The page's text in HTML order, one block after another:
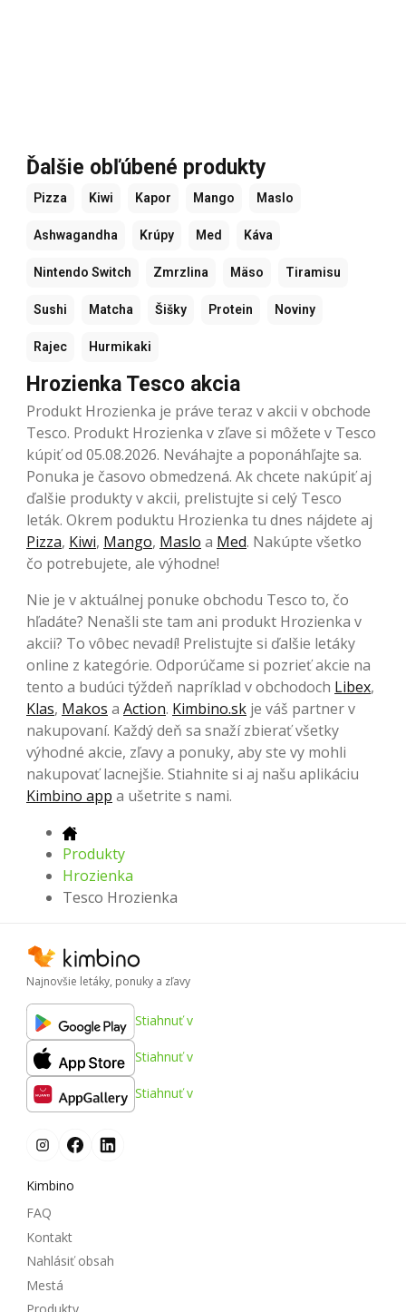
Ďalšie obľúbené produkty
Pizza Kiwi Kapor Mango Maslo
Ashwagandha Krúpy Med Káva
Nintendo Switch Zmrzlina Mäso Tiramisu
Sushi Matcha Šišky Protein Noviny
Rajec Hurmikaki
Hrozienka Tesco akcia
Produkt Hrozienka je práve teraz v akcii v obchode
Tesco. Produkt Hrozienka v zľave si môžete v Tesco
kúpiť od 05.08.2026. Neváhajte a poponáhľajte sa.
Ponuka je časovo obmedzená. Ak chcete nakúpiť aj
ďalšie produkty v akcii, prelistujte si celý Tesco
leták. Okrem poduktu Hrozienka tu dnes nájdete aj
Pizza, Kiwi, Mango, Maslo a Med. Nakúpte všetko
čo potrebujete, ale výhodne!
Nie je v aktuálnej ponuke obchodu Tesco to, čo
hľadáte? Nenašli ste tam ani produkt Hrozienka v
akcii? To vôbec nevadí! Prelistujte si ďalšie letáky
online z kategórie. Odporúčame si pozrieť akcie na
tento a budúci týždeň napríklad v obchodoch Libex,
Klas, Makos a Action. Kimbino.sk je váš partner v
nakupovaní. Každý deň sa snaží zbierať všetky
výhodné akcie, zľavy a ponuky, aby ste vy mohli
nakupovať lacnejšie. Stiahnite si aj našu aplikáciu
Kimbino app a ušetrite s nami.
Produkty
Hrozienka
Tesco Hrozienka
Najnovšie letáky, ponuky a zľavy
Stiahnuť v
Stiahnuť v
Stiahnuť v
Kimbino
FAQ
Kontakt
Nahlásiť obsah
Mestá